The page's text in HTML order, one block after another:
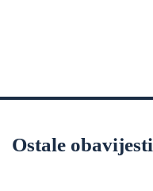
Ostale obavijesti